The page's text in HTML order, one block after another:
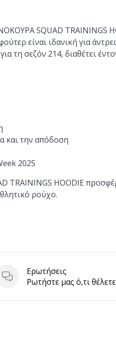
SQUAD TRAININGS
είναι ιδανική για
τη σεζόν 214, διαθέτει
και την απόδοση
2025
TRAININGS HOODIE
ρούχο.
Ερωτήσεις
Ερωτήσεις
Ρωτήστε μας ό,τι θέλετε